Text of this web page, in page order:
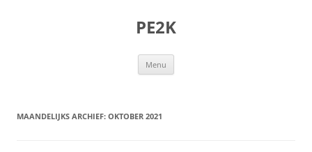
PE2K
Menu
MAANDELIJKS ARCHIEF: OKTOBER 2021